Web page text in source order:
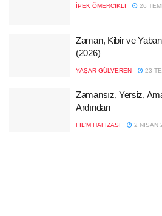
İPEK ÖMERCIKLI 26
Zaman, Kibir ve
(2026)
YAŞAR GÜLVEREN 23
Zamansız, Yersiz,
Ardından
FIL'M HAFIZASI 2 NISAN